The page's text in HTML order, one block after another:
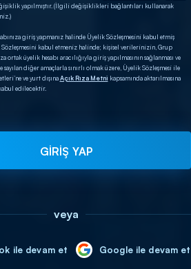
yapılmıştır. (İlgili değişiklikleri bağlantıları kullanarak
giriş yapmanız halinde Üyelik Sözleşmesini kabul etmiş
Sözleşmesini kabul etmeniz halinde; kişisel verilerinizin, Grup
ortak üyelik hesabı aracılığıyla giriş yapılmasının sağlanması ve
sayılan diğer amaçlarla sınırlı olmak üzere, Üyelik Sözleşmesi ile
ve yurt dışınaAçık Rıza Metni kapsamında aktarılmasına
edilecektir.
GİRİŞ YAP
veya
ile devam et Google ile devam et